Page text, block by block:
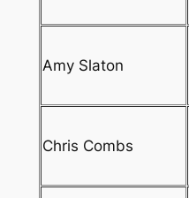
Amy Slaton
Chris Combs